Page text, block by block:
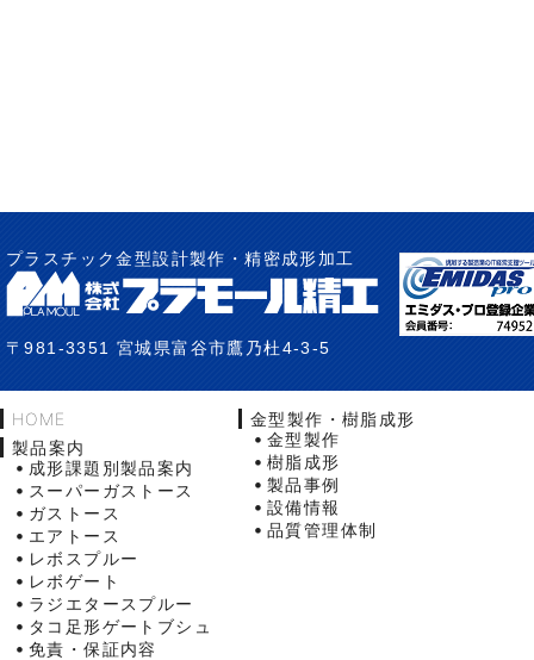
プラスチック金型設計製作・精密成形加工
〒981-3351 宮城県富谷市鷹乃杜4-3-5
HOME
製品案内
成形課題別製品案内
スーパーガストース
ガストース
エアトース
レボスプルー
レボゲート
ラジエタースプルー
タコ足形ゲートブシュ
免責・保証内容
金型製作・樹脂成形
金型製作
樹脂成形
製品事例
設備情報
品質管理体制